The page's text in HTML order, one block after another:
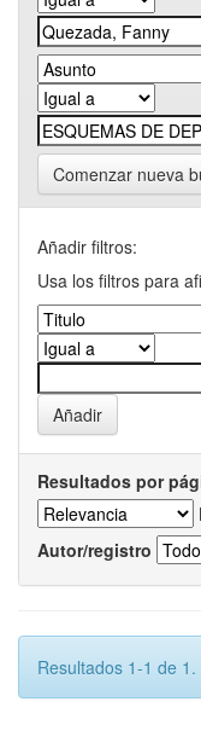
Comenzar nueva
Añadir filtros:
Usa los filtros para
Resultados por
Autor/registro
Resultados 1-1 de 1.